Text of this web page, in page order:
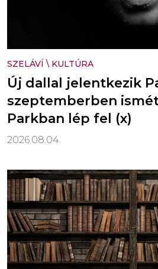
SZELÁVÍ \ KULTÚRA
Új dallal jelentkezik
szeptemberben
Parkban lép fel (x)
2026.08.04.